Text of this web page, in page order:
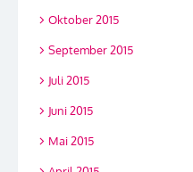
Oktober 2015
September 2015
Juli 2015
Juni 2015
Mai 2015